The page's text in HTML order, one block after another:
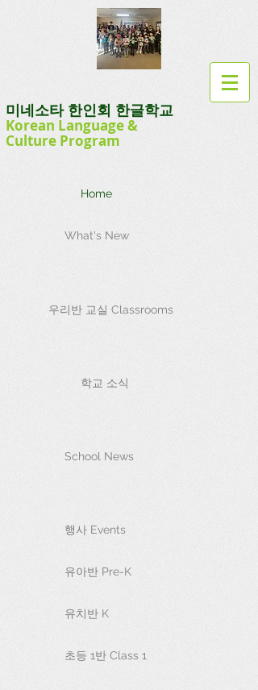
미네소타 한인회 한글학교
Korean Language&
Culture Program
Home
What's New
우리반 교실 Classrooms
학교 소식
School News
행사 Events
유아반 Pre-K
유치반 K
초등 1반 Class 1